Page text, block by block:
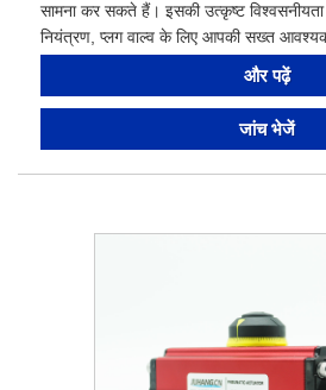
सामना कर सकते हैं। इसकी उत्कृष्ट विश्वसनीयता
नियंत्रण, प्लग वाल्व के लिए आपकी सख्त
और पढ़ें
जांच भेजें